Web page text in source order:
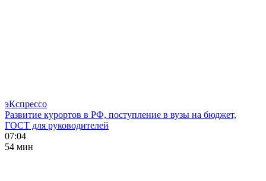
эКспрессо
Развитие курортов в РФ, поступление в вузы на бюджет,
ГОСТ для руководителей
07:04
54 мин